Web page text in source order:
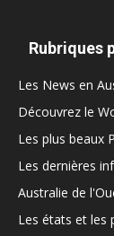
Rubriques
Les News en
Découvrez le
Les plus beaux
Les dernières
Australie de
Les états et les